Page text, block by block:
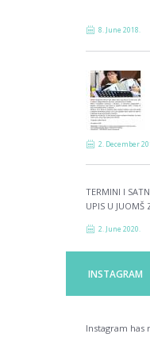
8. June 2018.
2. December
TERMINI I
UPIS U
2. June 2020.
INSTAGRAM
Instagram has